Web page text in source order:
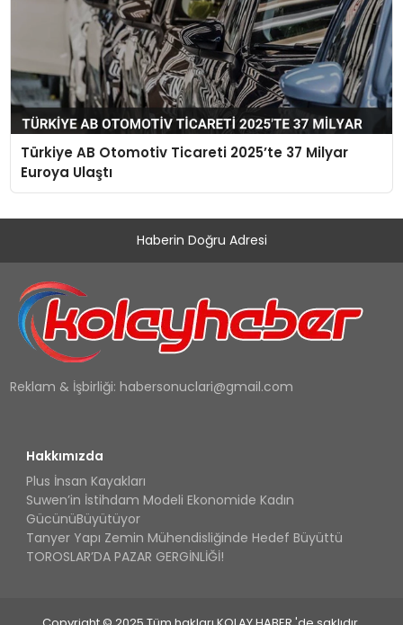
Türkiye AB Otomotiv Ticareti 2025’te 37 Milyar
Euroya Ulaştı
Haberin Doğru Adresi
Reklam & İşbirliği: habersonuclari@gmail.com
Hakkımızda
Plus İnsan Kayakları
Suwen’in İstihdam Modeli Ekonomide Kadın
GücünüBüyütüyor
Tanyer Yapı Zemin Mühendisliğinde Hedef Büyüttü
TOROSLAR’DA PAZAR GERGİNLİĞİ!